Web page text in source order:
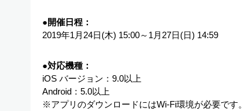
●開催日程：
2019年1月24日(木) 15:00～1月27日(日) 14:59
●対応機種：
iOS バージョン：9.0以上
Android：5.0以上
※アプリのダウンロードにはWi-Fi環境が必要です。